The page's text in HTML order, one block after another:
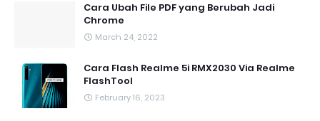
Cara Ubah File PDF yang Berubah Jadi
Chrome
March 24, 2022
Cara Flash Realme 5i RMX2030 Via Realme
FlashTool
February 16, 2023